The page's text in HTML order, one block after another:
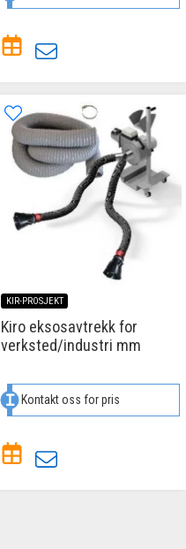
KIR-PROSJEKT
Kiro eksosavtrekk for
verksted/industri mm
Kontakt oss for pris